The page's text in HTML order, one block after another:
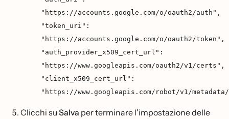
"https://accounts.google.com/o/oauth2/auth",
"token_uri":
"https://accounts.google.com/o/oauth2/token",
"auth_provider_x509_cert_url":
"https://www.googleapis.com/oauth2/v1/certs",
"client_x509_cert_url":
"https://www.googleapis.com/robot/v1/metadata/
Clicchi suSalva per terminare l'impostazione delle